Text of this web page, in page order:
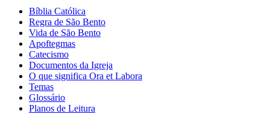
Bíblia Católica
Regra de São Bento
Vida de São Bento
Apoftegmas
Catecismo
Documentos da Igreja
O que significa Ora et Labora
Temas
Glossário
Planos de Leitura